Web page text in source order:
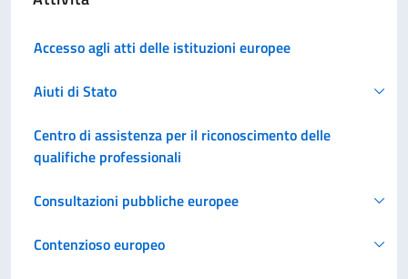
Accesso agli atti delle istituzioni europee
Aiuti di Stato
Centro di assistenza per il riconoscimento delle
qualifiche professionali
Consultazioni pubbliche europee
Contenzioso europeo